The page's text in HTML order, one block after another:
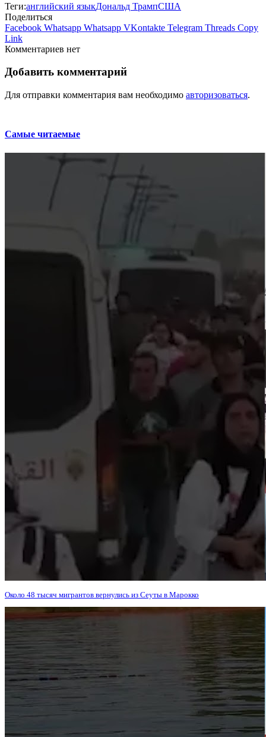
Теги:английский языкДональд ТрампСША
Поделиться
Facebook Whatsapp Whatsapp VKontakte Telegram Threads Copy
Link
Комментариев нет
Добавить комментарий
Для отправки комментария вам необходимо авторизоваться.
Самые читаемые
Около 48 тысяч мигрантов вернулись из Сеуты в Марокко